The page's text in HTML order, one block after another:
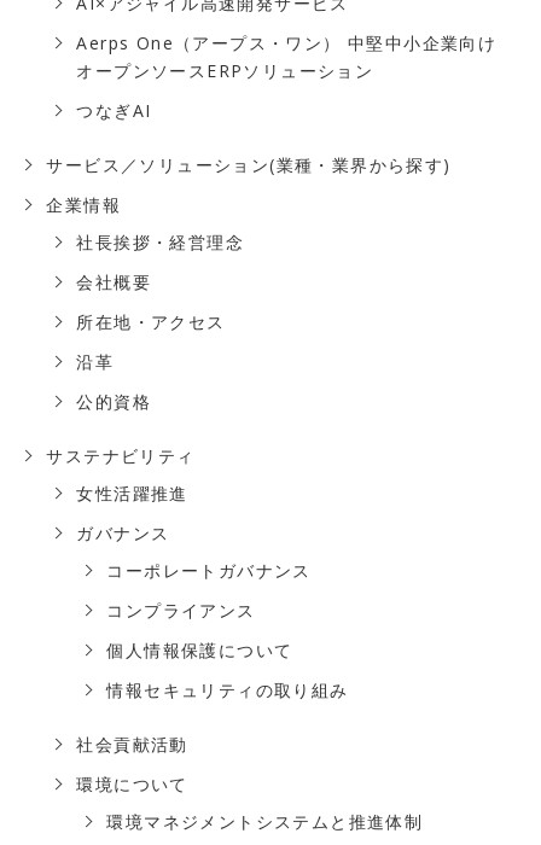
Aerps One（アープス・ワン） 中堅中小企業向け
オープンソースERPソリューション
つなぎAI
サービス／ソリューション(業種・業界から探す)
企業情報
社長挨拶・経営理念
会社概要
所在地・アクセス
沿革
公的資格
サステナビリティ
女性活躍推進
ガバナンス
コーポレートガバナンス
コンプライアンス
個人情報保護について
情報セキュリティの取り組み
社会貢献活動
環境について
環境マネジメントシステムと推進体制